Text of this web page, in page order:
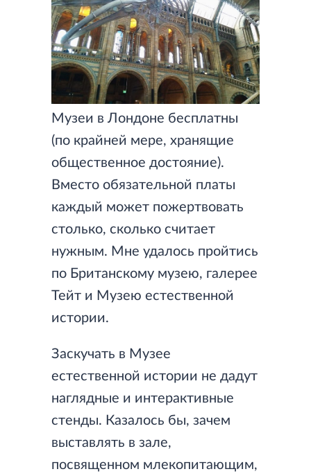
Музеи в Лондоне бесплатны
(по крайней мере, хранящие
общественное достояние).
Вместо обязательной платы
каждый может пожертвовать
столько, сколько считает
нужным. Мне удалось пройтись
по Британскому музею, галерее
Тейт и Музею естественной
истории.
Заскучать в Музее
естественной истории не дадут
наглядные и интерактивные
стенды. Казалось бы, зачем
выставлять в зале,
посвященном млекопитающим,